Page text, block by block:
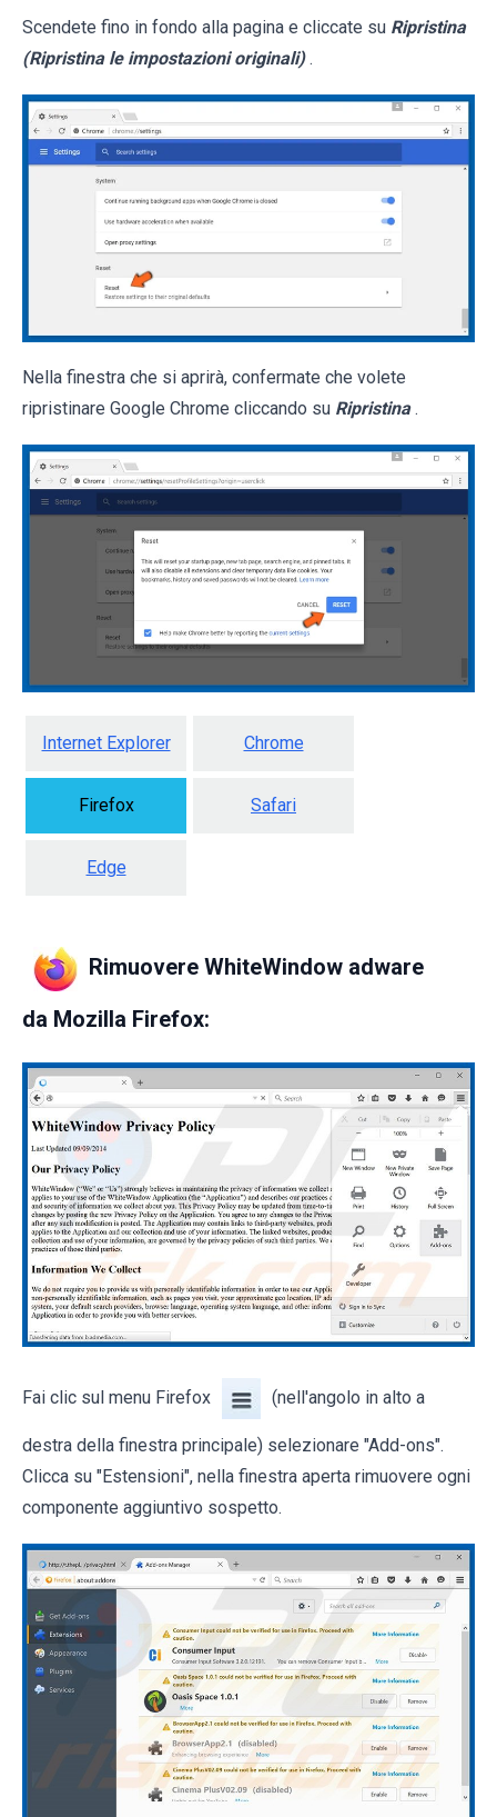
Scendete fino in fondo alla pagina e cliccate su Ripristina
(Ripristina le impostazioni originali) .
Nella finestra che si aprirà, confermate che volete
ripristinare Google Chrome cliccando su Ripristina .
Internet Explorer Chrome
Firefox Safari
Edge
Rimuovere WhiteWindow adware
da Mozilla Firefox:
Fai clic sul menu Firefox (nell'angolo in alto a
destra della finestra principale) selezionare "Add-ons".
Clicca su "Estensioni", nella finestra aperta rimuovere ogni
componente aggiuntivo sospetto.